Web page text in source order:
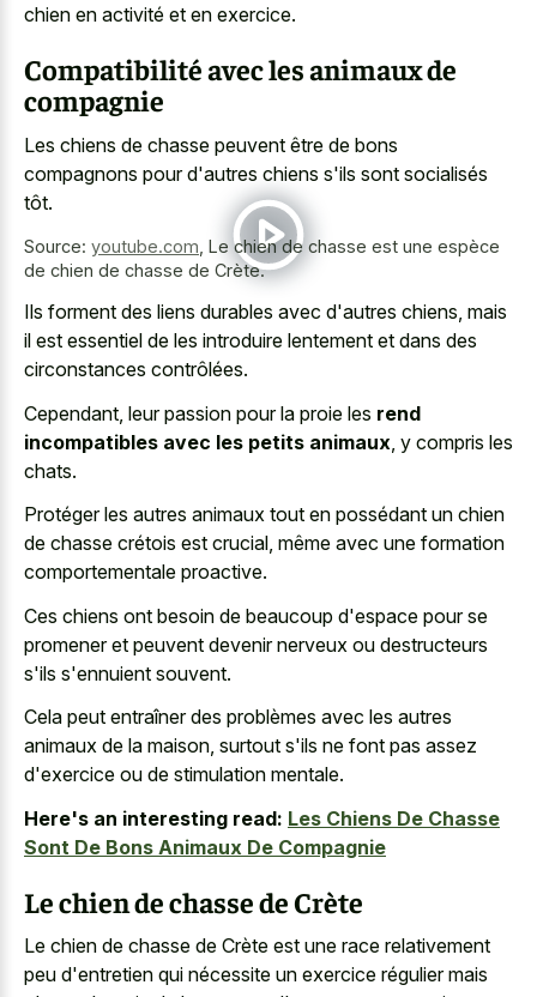
chien en activité et en exercice.
Compatibilité avec les animaux de
compagnie
Les chiens de chasse peuvent être de bons
compagnons pour d'autres chiens s'ils sont socialisés
tôt.
Source: youtube.com Le chien de chasse est une espèce
de chien de chasse de Crète.
Ils forment des liens durables avec d'autres chiens, mais
il est essentiel de les introduire lentement et dans des
circonstances contrôlées.
Cependant, leur passion pour la proie les rend
incompatibles avec les petits animaux , y compris les
chats.
Protéger les autres animaux tout en possédant un chien
de chasse crétois est crucial, même avec une formation
comportementale proactive.
Ces chiens ont besoin de beaucoup d'espace pour se
promener et peuvent devenir nerveux ou destructeurs
s'ils s'ennuient souvent.
Cela peut entraîner des problèmes avec les autres
animaux de la maison, surtout s'ils ne font pas assez
d'exercice ou de stimulation mentale.
Here's an interesting read: Les Chiens De Chasse
Sont De Bons Animaux De Compagnie
Le chien de chasse de Crète
Le chien de chasse de Crète est une race relativement
peu d'entretien qui nécessite un exercice régulier mais